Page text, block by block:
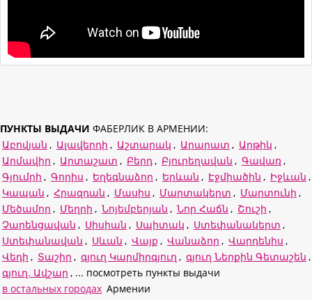
ПУНКТЫ ВЫДАЧИ ФАБЕРЛИК В АРМЕНИИ:
Աբովյան , Ալավերդի , Աշտարակ , Արարատ , Արթիկ ,
Արմավիր , Արտաշատ , Բերդ , Բյուրեղավան , Գավառ ,
Գյումրի , Գորիս , Եղեգնաձոր , Երևան , Էջմիածին , Իջևան ,
Կապան , Հրազդան , Մասիս , Մարտակերտ , Մարտունի ,
Մեծամոր , Մեղրի , Նոյեմբերյան , Նոր Հաճն , Շուշի ,
Չարենցավան , Սիսիան , Սպիտակ , Ստեփանակերտ ,
Ստեփանավան , Սևան , Վայք , Վանաձոր , Վարդենիս ,
Վեդի , Տաշիր , գյուղ Կարմիրգյուղ , գյուղ Ներքին Գետաշեն ,
գյուղ. Ավշար , ... посмотреть пункты выдачи
в остальных городах Армении